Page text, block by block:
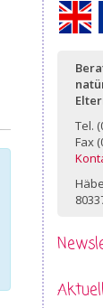
Tel.
Fax